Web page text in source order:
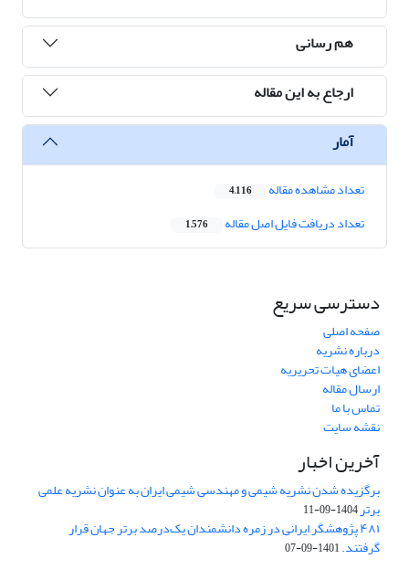
هم رسانی
ارجاع به این مقاله
آمار
تعداد مشاهده مقاله 4,116
تعداد دریافت فایل اصل مقاله 1,576
دسترسی سریع
صفحه اصلی
درباره نشریه
اعضای هیات تحریریه
ارسال مقاله
تماس با ما
نقشه سایت
آخرین اخبار
برگزیده شدن نشریه شیمی و مهندسی شیمی ایران به عنوان نشریه علمی
برتر1404-09-11
۴۸۱ پژوهشگر ایرانی در زمره دانشمندان یک‌درصد برتر جهان قرار
گرفتند.1401-09-07